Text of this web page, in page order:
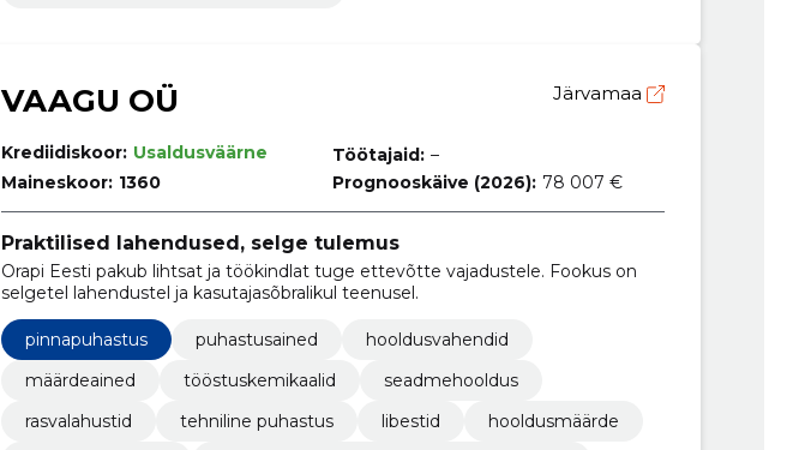
VAAGU OÜ Järvamaa
Krediidiskoor: Usaldusväärne
Maineskoor: 1360
Töötajaid: –
Prognooskäive (2026): 78 007 €
Praktilised lahendused, selge tulemus
Orapi Eesti pakub lihtsat ja töökindlat tuge ettevõtte vajadustele. Fookus on
selgetel lahendustel ja kasutajasõbralikul teenusel.
pinnapuhastus puhastusained
hooldusvahendid
määrdeained
tööstuskemikaalid
seadmehooldus
rasvalahustid
tehniline puhastus libestid
hooldusmäärde